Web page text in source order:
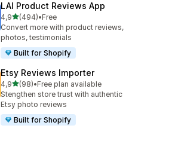
LAI Product Reviews App
4,9na 5 gwiazdek
(494)
Łączna liczba recenzji: 494
•Free
Convert more with product reviews,
photos, testimonials
Built for Shopify
Etsy Reviews Importer
4,9na 5 gwiazdek
(98)
Łączna liczba recenzji: 98
•Free plan available
Stengthen store trust with authentic
Etsy photo reviews
Built for Shopify